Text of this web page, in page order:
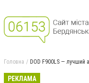
Головна DOD F900LS — лучший
РЕКЛАМА